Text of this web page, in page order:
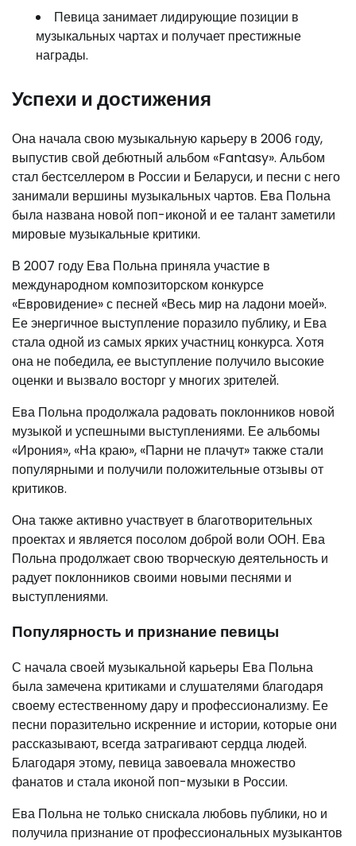
Певица занимает лидирующие позиции в
музыкальных чартах и получает престижные
награды.
Успехи и достижения
Она начала свою музыкальную карьеру в 2006 году,
выпустив свой дебютный альбом «Fantasy». Альбом
стал бестселлером в России и Беларуси, и песни с него
занимали вершины музыкальных чартов. Ева Польна
была названа новой поп-иконой и ее талант заметили
мировые музыкальные критики.
В 2007 году Ева Польна приняла участие в
международном композиторском конкурсе
«Евровидение» с песней «Весь мир на ладони моей».
Ее энергичное выступление поразило публику, и Ева
стала одной из самых ярких участниц конкурса. Хотя
она не победила, ее выступление получило высокие
оценки и вызвало восторг у многих зрителей.
Ева Польна продолжала радовать поклонников новой
музыкой и успешными выступлениями. Ее альбомы
«Ирония», «На краю», «Парни не плачут» также стали
популярными и получили положительные отзывы от
критиков.
Она также активно участвует в благотворительных
проектах и является посолом доброй воли ООН. Ева
Польна продолжает свою творческую деятельность и
радует поклонников своими новыми песнями и
выступлениями.
Популярность и признание певицы
С начала своей музыкальной карьеры Ева Польна
была замечена критиками и слушателями благодаря
своему естественному дару и профессионализму. Ее
песни поразительно искренние и истории, которые они
рассказывают, всегда затрагивают сердца людей.
Благодаря этому, певица завоевала множество
фанатов и стала иконой поп-музыки в России.
Ева Польна не только снискала любовь публики, но и
получила признание от профессиональных музыкантов